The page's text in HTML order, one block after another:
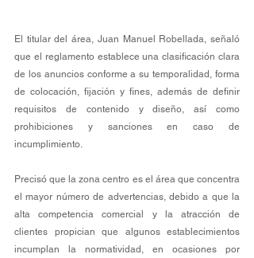
El titular del área, Juan Manuel Robellada, señaló
que el reglamento establece una clasificación clara
de los anuncios conforme a su temporalidad, forma
de colocación, fijación y fines, además de definir
requisitos de contenido y diseño, así como
prohibiciones y sanciones en caso de
incumplimiento.
Precisó que la zona centro es el área que concentra
el mayor número de advertencias, debido a que la
alta competencia comercial y la atracción de
clientes propician que algunos establecimientos
incumplan la normatividad, en ocasiones por